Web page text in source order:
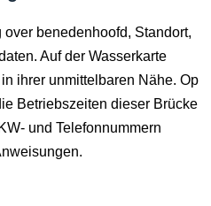
benedenhoofd, Standort,
Auf der Wasserkarte
ihrer unmittelbaren Nähe. Op
Betriebszeiten dieser Brücke
und Telefonnummern